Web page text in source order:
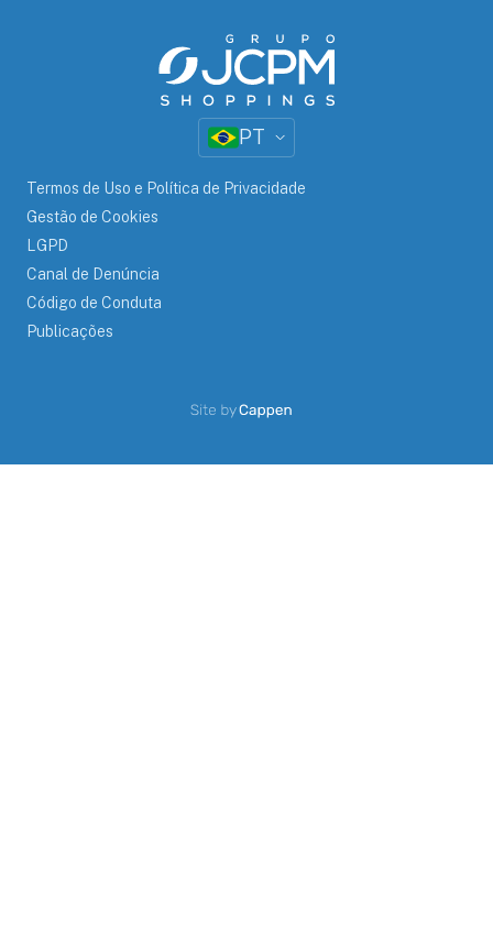
PT
Termos de Uso e Política de Privacidade
Gestão de Cookies
LGPD
Canal de Denúncia
Código de Conduta
Publicações